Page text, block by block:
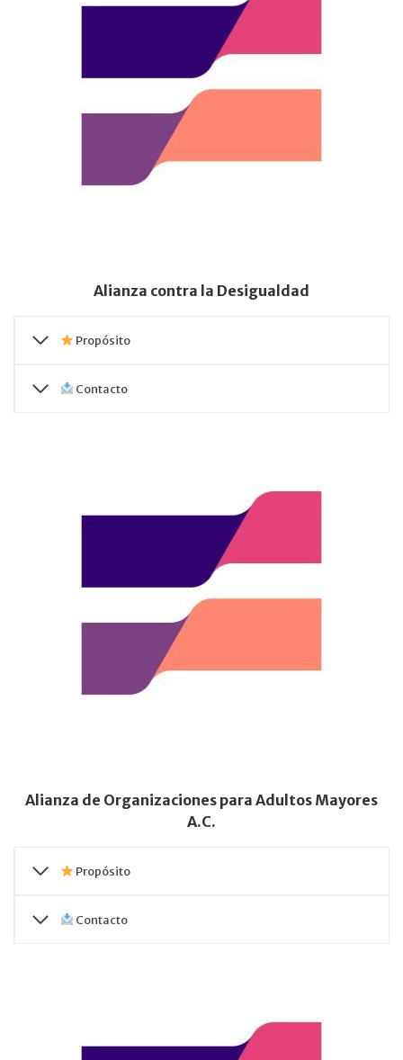
Alianza contra la Desigualdad
Propósito
Contacto
Alianza de Organizaciones para Adultos Mayores
A.C.
Propósito
Contacto